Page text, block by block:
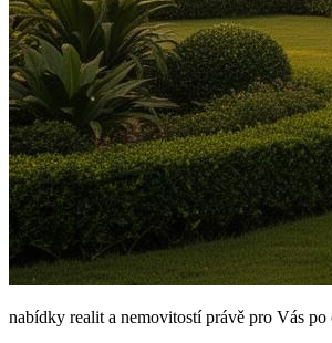
nabídky realit a nemovitostí právě pro Vás